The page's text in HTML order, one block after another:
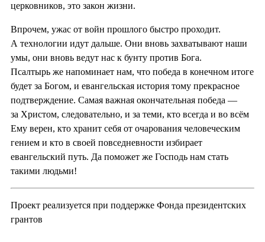
церковников, это закон жизни.
Впрочем, ужас от войн прошлого быстро проходит.
А технологии идут дальше. Они вновь захватывают наши
умы, они вновь ведут нас к бунту против Бога.
Псалтырь же напоминает нам, что победа в конечном итоге
будет за Богом, и евангельская история тому прекрасное
подтверждение. Самая важная окончательная победа —
за Христом, следовательно, и за теми, кто всегда и во всём
Ему верен, кто хранит себя от очарования человеческим
гением и кто в своей повседневности избирает
евангельский путь. Да поможет же Господь нам стать
такими людьми!
Проект реализуется при поддержке Фонда президентских
грантов